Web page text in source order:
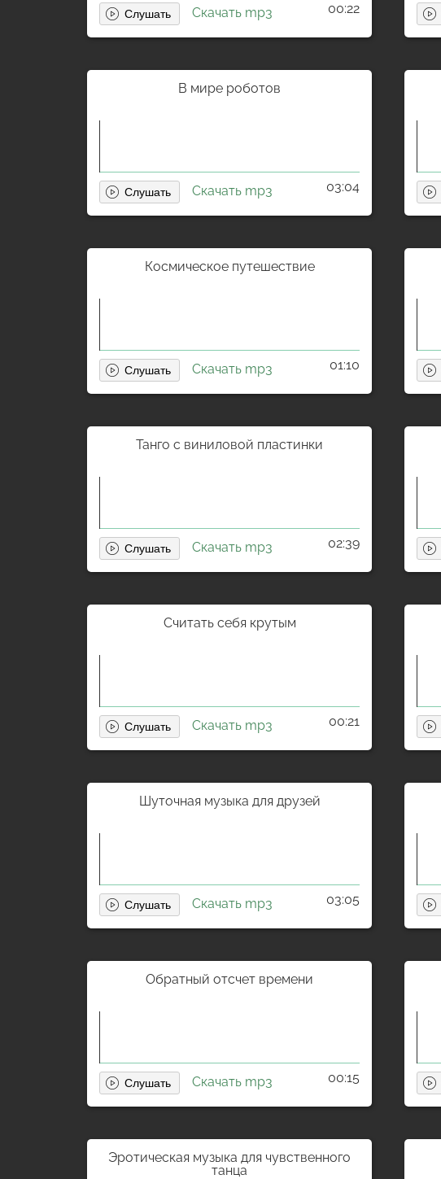
Скачать mp3 00:22
В мире роботов
Скачать mp3 03:04
Космическое путешествие
Скачать mp3 01:10
Танго с виниловой пластинки
Скачать mp3 02:39
Считать себя крутым
Скачать mp3 00:21
Шуточная музыка для друзей
Скачать mp3 03:05
Обратный отсчет времени
Скачать mp3 00:15
Эротическая музыка для чувственного
танца